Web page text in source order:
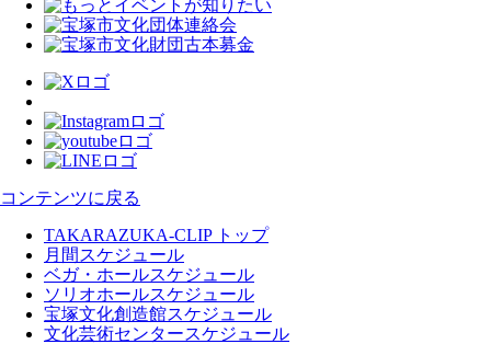
コンテンツに戻る
TAKARAZUKA-CLIP トップ
月間スケジュール
ベガ・ホールスケジュール
ソリオホールスケジュール
宝塚文化創造館スケジュール
文化芸術センタースケジュール